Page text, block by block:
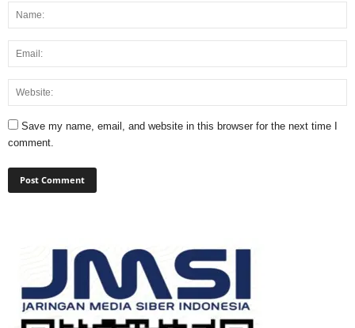
Save my name, email, and website in this browser for the next time I
comment.